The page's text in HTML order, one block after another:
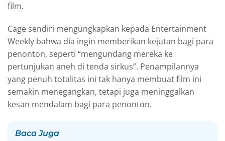
film.
Cage sendiri mengungkapkan kepada Entertainment
Weekly bahwa dia ingin memberikan kejutan bagi para
penonton, seperti “mengundang mereka ke
pertunjukan aneh di tenda sirkus”. Penampilannya
yang penuh totalitas ini tak hanya membuat film ini
semakin menegangkan, tetapi juga meninggalkan
kesan mendalam bagi para penonton.
Baca Juga